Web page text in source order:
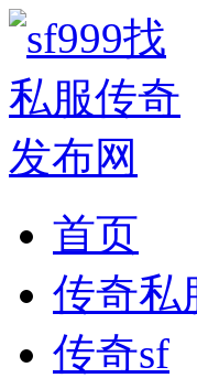
首页
传奇私
传奇sf